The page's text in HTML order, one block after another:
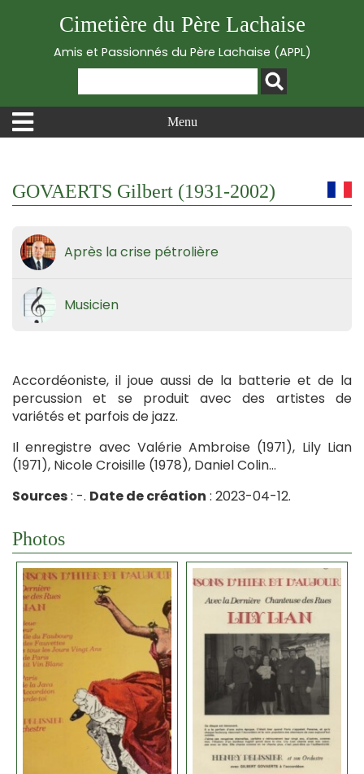
Cimetière du Père Lachaise
Amis et Passionnés du Père Lachaise (APPL)
Menu
GOVAERTS Gilbert (1931-2002)
Après la crise pétrolière
Musicien
Accordéoniste, il joue aussi de la batterie et de la
percussion et se produit avec des artistes de
variétés et parfois de jazz.
Il enregistre avec Valérie Ambroise (1971), Lily Lian
(1971), Nicole Croisille (1978), Daniel Colin…
Sources: -. Date de création : 2023-04-12.
Photos